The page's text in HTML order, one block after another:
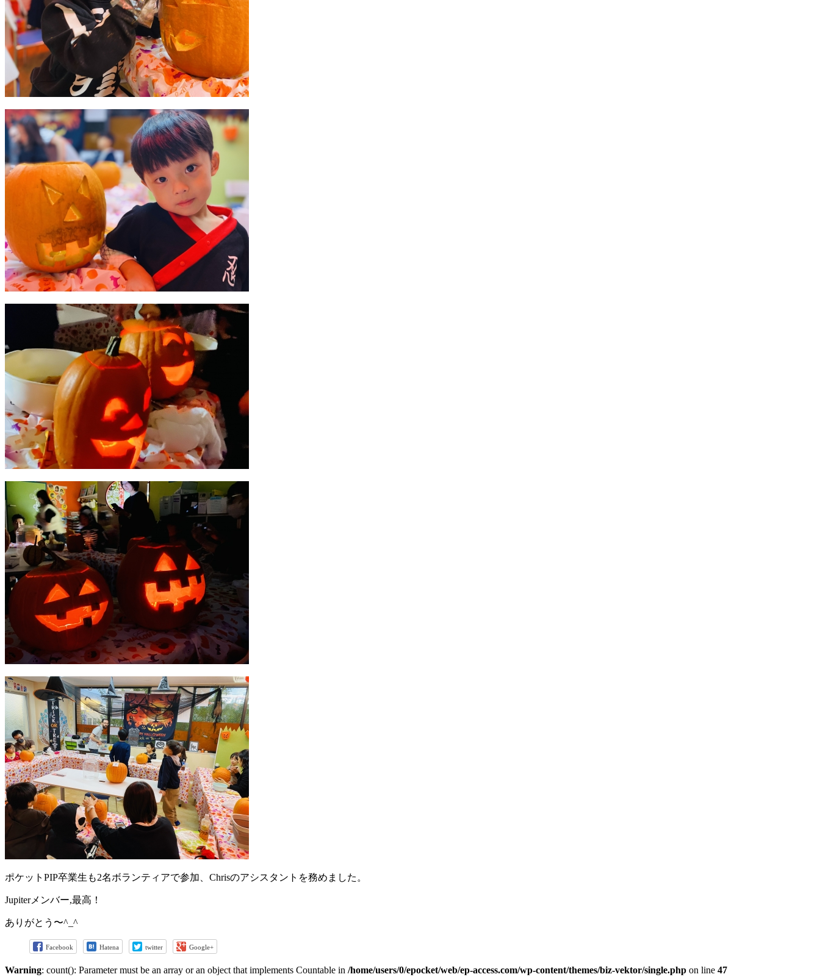
ポケットPIP卒業生も2名ボランティアで参加、Chrisのアシスタントを務めました。
Jupiterメンバー,最高！
ありがとう〜^_^
Facebook Hatena twitter Google+
Warning: count(): Parameter must be an array or an object that implements Countable in /home/users/0/epocket/web/ep-access.com/wp-content/themes/biz-vektor/single.php on line 47